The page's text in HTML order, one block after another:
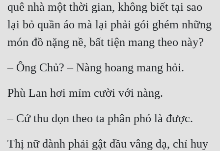
quê nhà một thời gian, không biết tại sao
lại bỏ quần áo mà lại phải gói ghém những
món đồ nặng nề, bất tiện mang theo này?
– Ông Chủ? – Nàng hoang mang hỏi.
Phù Lan hơi mỉm cười với nàng.
– Cứ thu dọn theo ta phân phó là được.
Thị nữ đành phải gật đầu vâng dạ, chỉ huy